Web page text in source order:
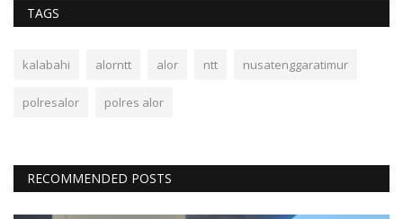
TAGS
kalabahi alorntt alor ntt nusatenggaratimur
polresalor polres alor
RECOMMENDED POSTS